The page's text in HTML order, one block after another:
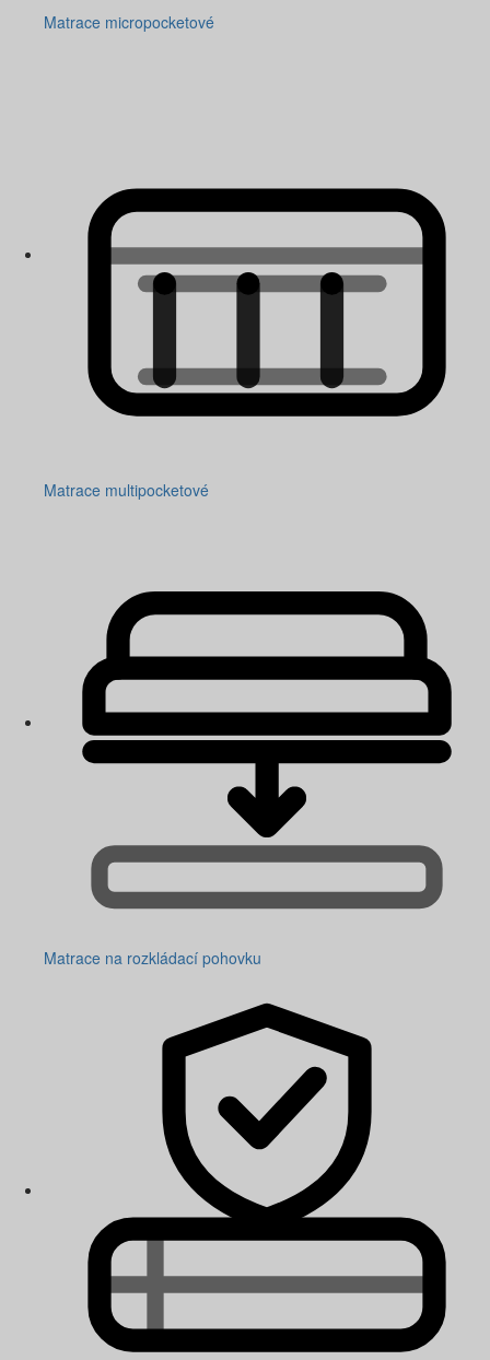
Matrace micropocketové
Matrace multipocketové
Matrace na rozkládací pohovku